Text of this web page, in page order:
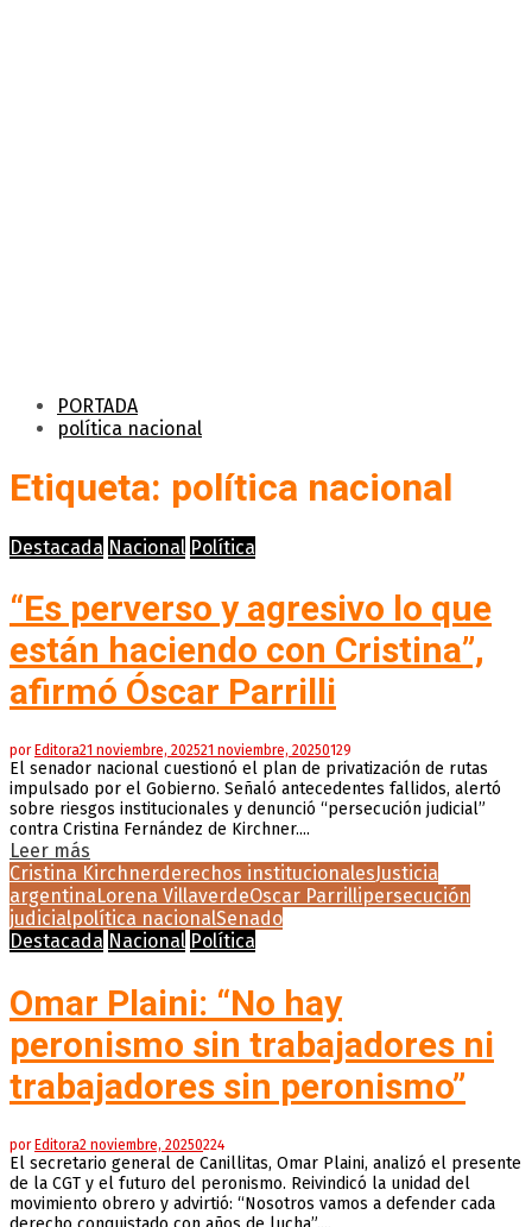
PORTADA
política nacional
Etiqueta: política nacional
Destacada Nacional Política
“Es perverso y agresivo lo que
están haciendo con Cristina”,
afirmó Óscar Parrilli
por Editora21 noviembre, 202521 noviembre, 20250129
El senador nacional cuestionó el plan de privatización de rutas
impulsado por el Gobierno. Señaló antecedentes fallidos, alertó
sobre riesgos institucionales y denunció “persecución judicial”
contra Cristina Fernández de Kirchner....
Leer más
Cristina Kirchnerderechos institucionalesJusticia
argentina Lorena VillaverdeOscar Parrillipersecución
judicialpolítica nacionalSenado
Destacada Nacional Política
Omar Plaini: “No hay
peronismo sin trabajadores ni
trabajadores sin peronismo”
por Editora2 noviembre, 20250224
El secretario general de Canillitas, Omar Plaini, analizó el presente
de la CGT y el futuro del peronismo. Reivindicó la unidad del
movimiento obrero y advirtió: “Nosotros vamos a defender cada